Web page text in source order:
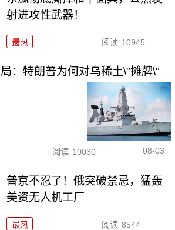
射进攻性武器！
最热 阅读 10945
：特朗普为何对乌稀土\"摊牌\"
阅读 10030 08-03
普京不忍了！俄突破禁忌，猛轰
美资无人机工厂
最热 阅读 8544